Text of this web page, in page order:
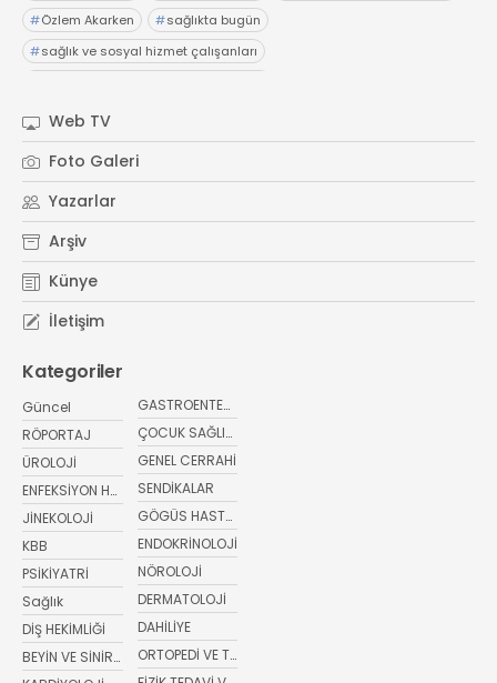
#Özlem Akarken #sağlıkta bugün
#sağlık ve sosyal hizmet çalışanları
# Medstar Antalya Hastanesi
#sağlıkta bugünBayer #Dijital Sağlık ve Tarım Girişimleri Haritası
Web TV
Foto Galeri
Yazarlar
Arşiv
Künye
İletişim
Kategoriler
Güncel
RÖPORTAJ
ÜROLOJİ
ENFEKSİYON HASTALIKLARI
JİNEKOLOJİ
KBB
PSİKİYATRİ
Sağlık
DİŞ HEKİMLİĞİ
BEYİN VE SİNİR CERRAHİSİ
GASTROENTEROLOJİ
ÇOCUK SAĞLIĞI VE HASTALIKLARI
GENEL CERRAHİ
SENDİKALAR
GÖGÜS HASTALIKLARI
ENDOKRİNOLOJİ
NÖROLOJİ
DERMATOLOJİ
DAHİLİYE
ORTOPEDİ VE TRAVMATOLOJİ